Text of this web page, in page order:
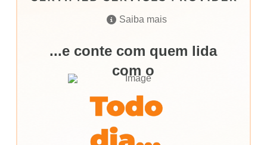
Saiba mais
...e conte com quem lida
com o